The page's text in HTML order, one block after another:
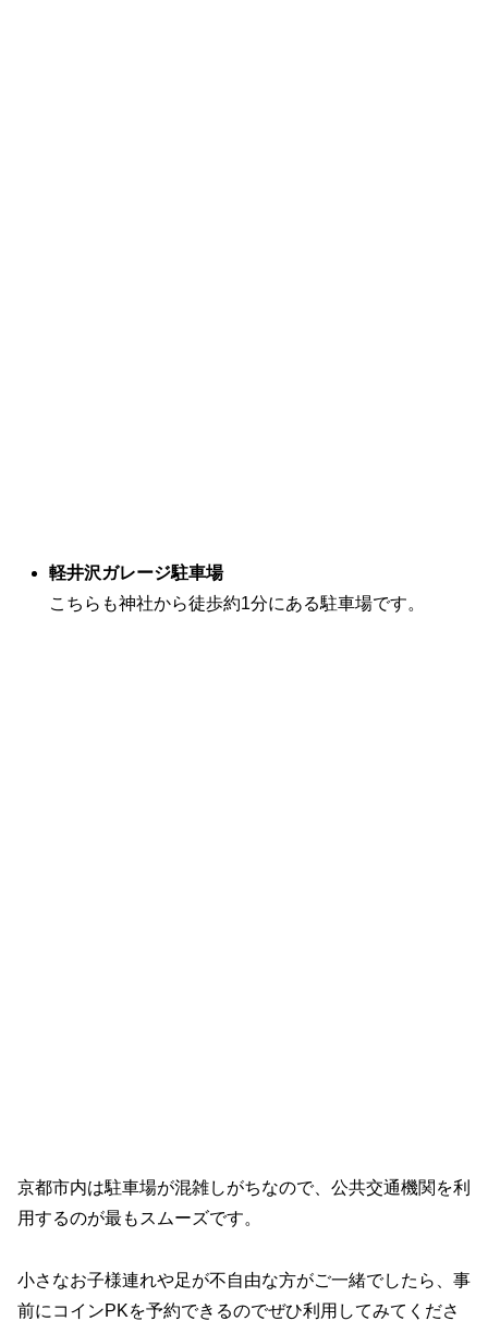
軽井沢ガレージ駐車場
こちらも神社から徒歩約1分にある駐車場です。
京都市内は駐車場が混雑しがちなので、公共交通機関を利
用するのが最もスムーズです。
小さなお子様連れや足が不自由な方がご一緒でしたら、事
前にコインPKを予約できるのでぜひ利用してみてくださ